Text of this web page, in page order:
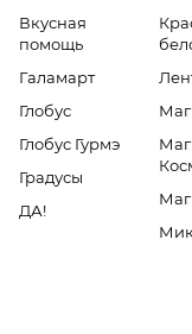
Вкусная
помощь
Галамарт
Глобус
Глобус Гурмэ
Градусы
ДА!